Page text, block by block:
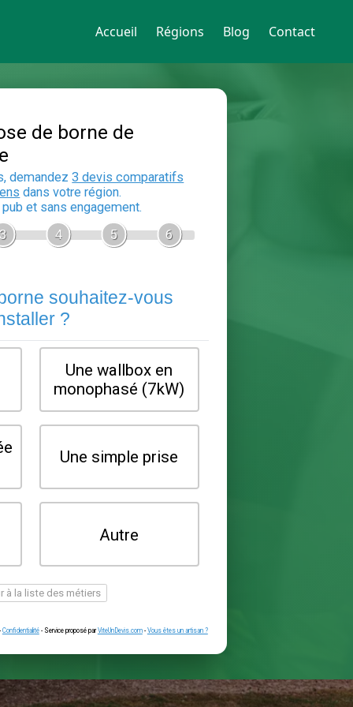
Accueil Régions Blog Contact
recharge
En 5 minutes, demandez
auxelectriciensdans votre région.
Gratuit, sans pub et sans engagement.
Quel type de borne souhaitez-
installer ?
Une wallbox en
Une prise renforcée
(type greenup)
Je ne sais pas